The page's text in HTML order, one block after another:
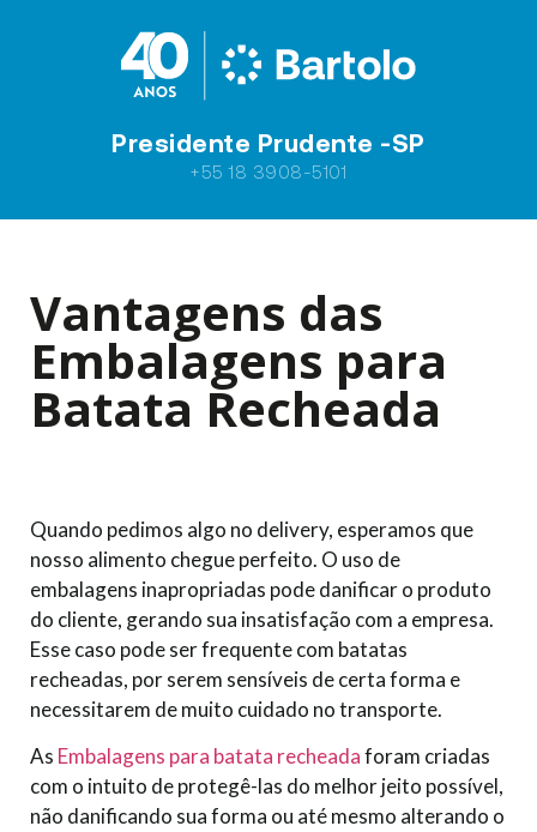
Presidente Prudente -SP
+55 18 3908-5101
Vantagens das
Embalagens para
Batata Recheada
Quando pedimos algo no delivery, esperamos que
nosso alimento chegue perfeito. O uso de
embalagens inapropriadas pode danificar o produto
do cliente, gerando sua insatisfação com a empresa.
Esse caso pode ser frequente com batatas
recheadas, por serem sensíveis de certa forma e
necessitarem de muito cuidado no transporte.
As Embalagens para batata recheadaforam criadas
com o intuito de protegê-las do melhor jeito possível,
não danificando sua forma ou até mesmo alterando o